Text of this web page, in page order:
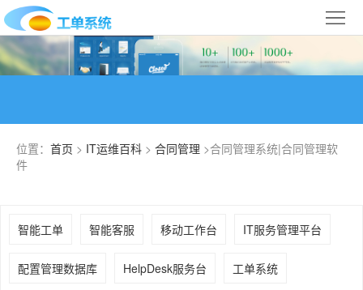
首
页
合
案
运
系
位置： 首页 > IT运维百科 > 合同管理 >合同管理系统|合同管理软
件
智能工单 智能客服 移动工作台 IT服务管理平台
配置管理数据库 HelpDesk服务台 工单系统